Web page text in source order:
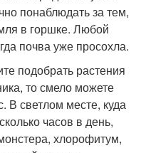
понаблюдать за тем,
в горшке. Любой
почва уже просохла.
подобрать растения
то смело можете
В светлом месте, куда
часов в день,
хлорофитум,